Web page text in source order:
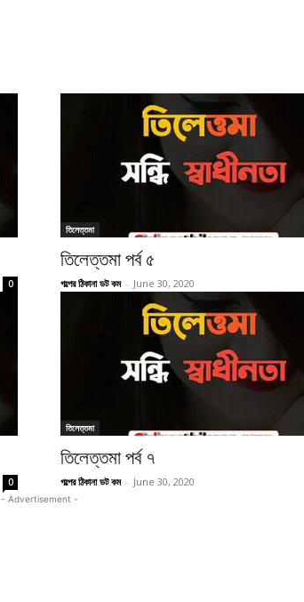
0
তিলেত্তমা
তিলেত্তমা পর্ব ৫
গল্পের ঠিকানা ডট কম - June 30, 2020
0
তিলেত্তমা
তিলেত্তমা পর্ব ৭
গল্পের ঠিকানা ডট কম - June 30, 2020
- Advertisement -